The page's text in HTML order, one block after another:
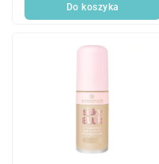
Do koszyka